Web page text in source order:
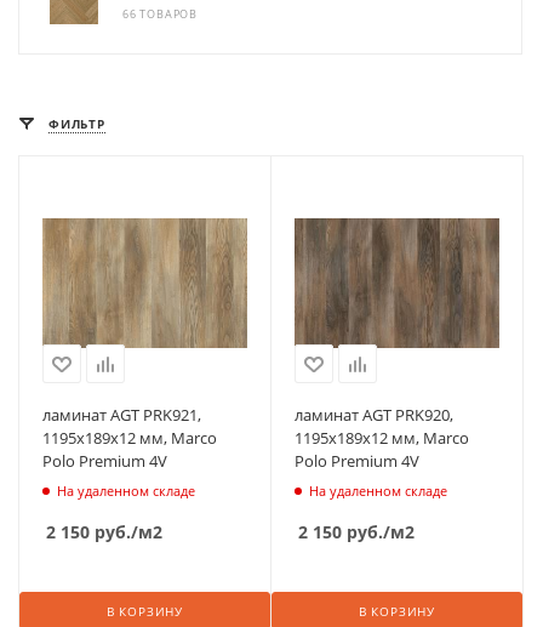
66 ТОВАРОВ
ФИЛЬТР
ламинат AGT PRK921,
1195х189х12 мм, Marco
Polo Premium 4V
На удаленном складе
2 150 руб./м2
В КОРЗИНУ
ламинат AGT PRK920,
1195х189х12 мм, Marco
Polo Premium 4V
На удаленном складе
2 150 руб./м2
В КОРЗИНУ